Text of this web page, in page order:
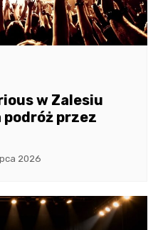
w Zalesiu
podróż przez
2026